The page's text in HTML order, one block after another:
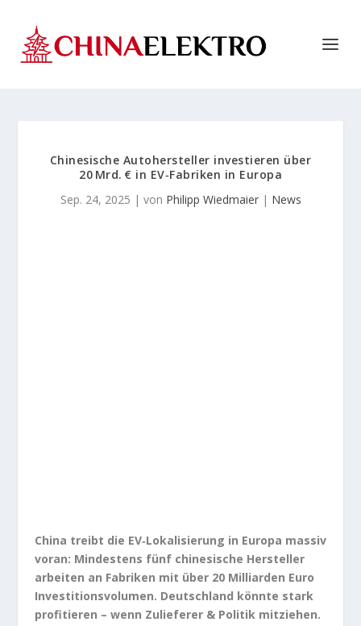
Chinesische Autohersteller investieren über
20 Mrd. € in EV‑Fabriken in Europa
Sep. 24, 2025 | von Philipp Wiedmaier| News
China treibt die EV‑Lokalisierung in Europa massiv
voran: Mindestens fünf chinesische Hersteller
arbeiten an Fabriken mit über 20 Milliarden Euro
Investitionsvolumen. Deutschland könnte stark
profitieren – wenn Zulieferer & Politik mitziehen.